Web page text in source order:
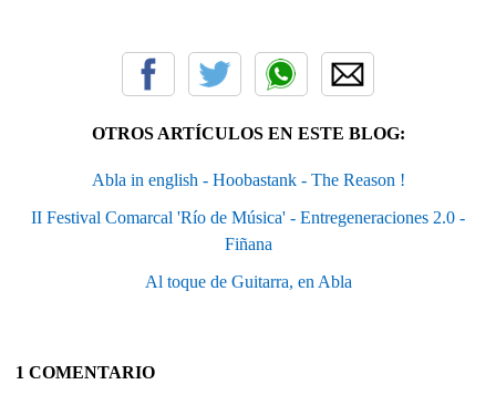
OTROS ARTÍCULOS EN ESTE BLOG:
Abla in english - Hoobastank - The Reason !
II Festival Comarcal 'Río de Música' - Entregeneraciones 2.0 -
Fiñana
Al toque de Guitarra, en Abla
1 COMENTARIO